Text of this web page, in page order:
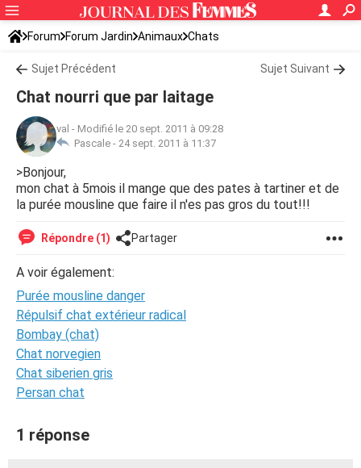
Forum Forum Jardin Animaux Chats
Sujet Précédent Sujet Suivant
Chat nourri que par laitage
val - Modifié le 20 sept. 2011 à 09:28
Pascale - 24 sept. 2011 à 11:37
>Bonjour,
mon chat à 5mois il mange que des pates à tartiner et de
la purée mousline que faire il n'es pas gros du tout!!!
Répondre (1) Partager
A voir également:
Purée mousline danger
Répulsif chat extérieur radical
Bombay (chat)
Chat norvegien
Chat siberien gris
Persan chat
1 réponse